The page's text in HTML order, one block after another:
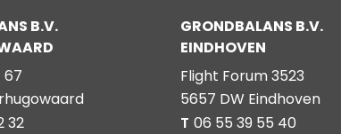
B.V.
67
32
GRONDBALANS B.V.
EINDHOVEN
Flight Forum 3523
5657 DW Eindhoven
T 06 55 39 55 40